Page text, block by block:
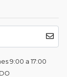
9:00 a 17:00